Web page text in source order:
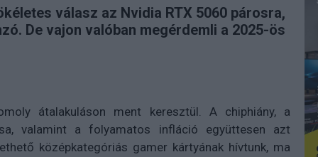
válasz az Nvidia RTX 5060 párosra,
De vajon valóban megérdemli a 2025-ös
átalakuláson ment keresztül. A chiphiány, a
valamint a folyamatos infláció együttesen azt
középkategóriás gamer kártyának hívtunk, ma